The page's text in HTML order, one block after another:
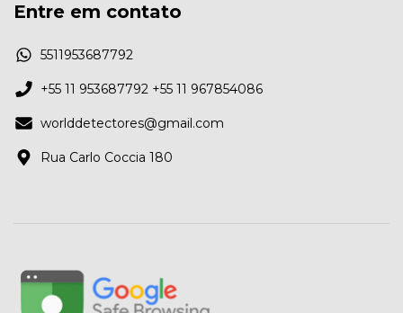
Entre em contato
5511953687792
+55 11 953687792 +55 11 967854086
worlddetectores@gmail.com
Rua Carlo Coccia 180